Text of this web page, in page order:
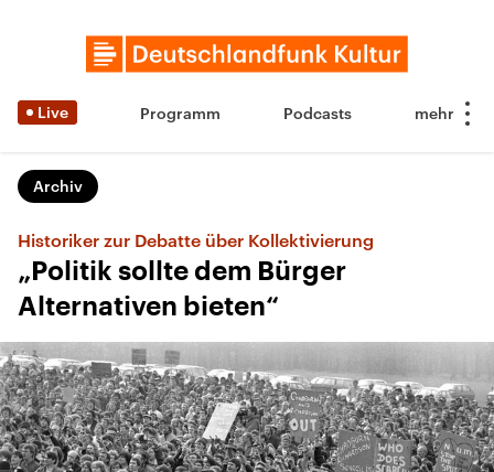
Live Programm Podcasts
Archiv
Historiker zur Debatte über Kollektivierung
„Politik sollte dem Bürger
Alternativen bieten“